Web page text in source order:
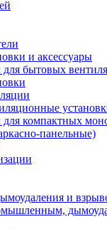
и аксессуары
бытовых
компактных
панельные)
и